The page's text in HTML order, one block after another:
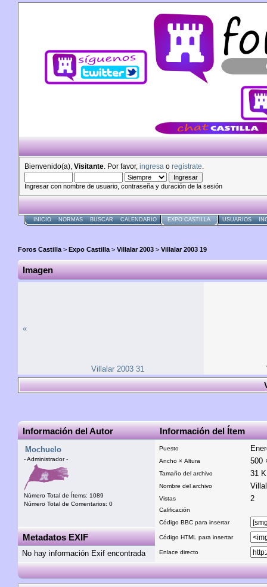
Bienvenido(a), Visitante . Por favor, ingresa o regístrate
Ingresar con nombre de usuario, contraseña y duración de la sesión
INICIO NORMAS BUSCAR CALENDARIO EXPO CASTILLA USUARIOS
Foros Castilla > Expo Castilla > Villalar 2003 > Villalar 2003 19
Imagen
«
Villalar 2003 31
Información del Autor Información del Ítem
Mochuelo
- Administrador -
Número Total de Ítems: 1089
Número Total de Comentarios: 0
Puesto
Ancho × Altura 500
Tamaño del archivo 31
Nombre del archivo
Vistas 2
Calificación
Código BBC para insertar
Código HTML para insertar
Enlace directo
Metadatos EXIF
No hay información Exif encontrada